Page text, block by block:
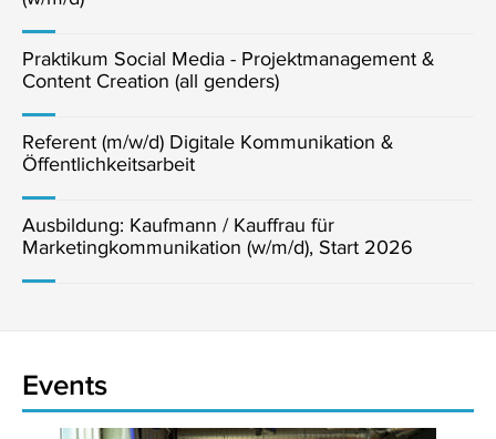
Praktikum Social Media - Projektmanagement &
Content Creation (all genders)
Referent (m/w/d) Digitale Kommunikation &
Öffentlichkeitsarbeit
Ausbildung: Kaufmann / Kauffrau für
Marketingkommunikation (w/m/d), Start 2026
Events